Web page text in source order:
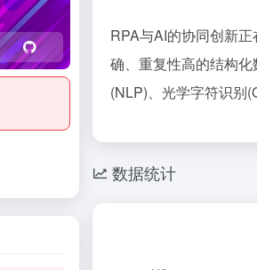
RPA与AI的协同创新
确、重复性高的结构
(NLP)、光学字符识别
数据统计